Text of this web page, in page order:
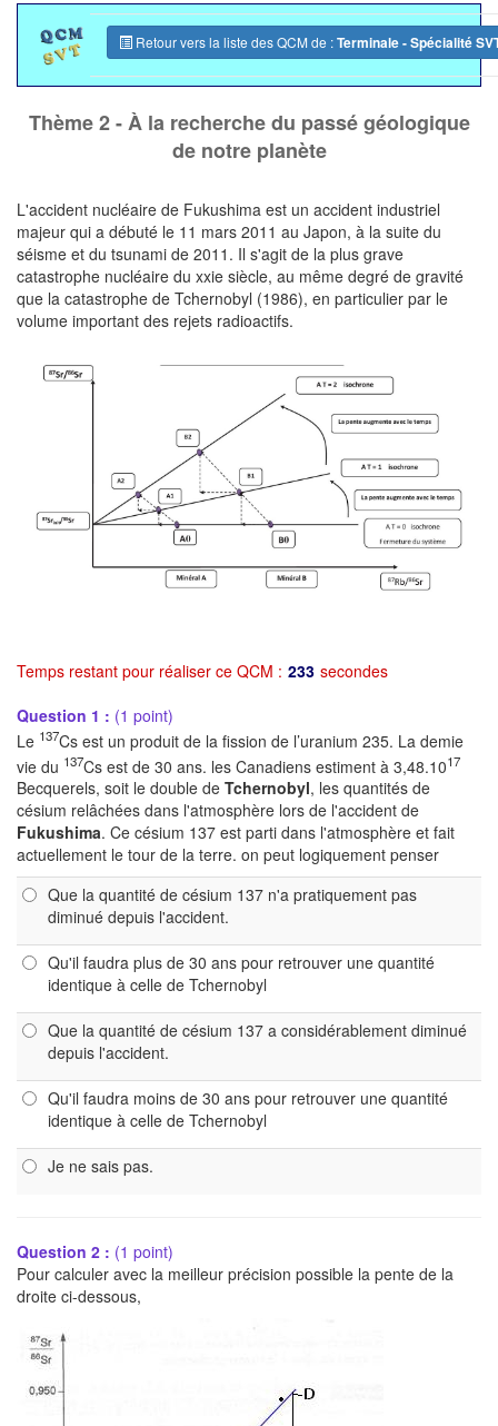
Retour vers la liste des QCM de :Terminale - Spécialité
Thème 2 - À la recherche du passé géologique
de notre planète
L'accident nucléaire de Fukushima est un accident industriel
majeur qui a débuté le 11 mars 2011 au Japon, à la suite du
séisme et du tsunami de 2011. Il s'agit de la plus grave
catastrophe nucléaire du xxie siècle, au même degré de gravité
que la catastrophe de Tchernobyl (1986), en particulier par le
volume important des rejets radioactifs.
Temps restant pour réaliser ce QCM : 233 secondes
Question 1 : (1 point)
Le 137Cs est un produit de la fission de l’uranium 235. La demie
vie du 137Cs est de 30 ans. les Canadiens estiment à 3,48.1017
Becquerels, soit le double de Tchernobyl, les quantités de
césium relâchées dans l'atmosphère lors de l'accident de
Fukushima. Ce césium 137 est parti dans l'atmosphère et fait
actuellement le tour de la terre. on peut logiquement penser
Que la quantité de césium 137 n'a pratiquement pas
diminué depuis l'accident.
Qu'il faudra plus de 30 ans pour retrouver une quantité
identique à celle de Tchernobyl
Que la quantité de césium 137 a considérablement diminué
depuis l'accident.
Qu'il faudra moins de 30 ans pour retrouver une quantité
identique à celle de Tchernobyl
Je ne sais pas.
Question 2 : (1 point)
Pour calculer avec la meilleur précision possible la pente de la
droite ci-dessous,